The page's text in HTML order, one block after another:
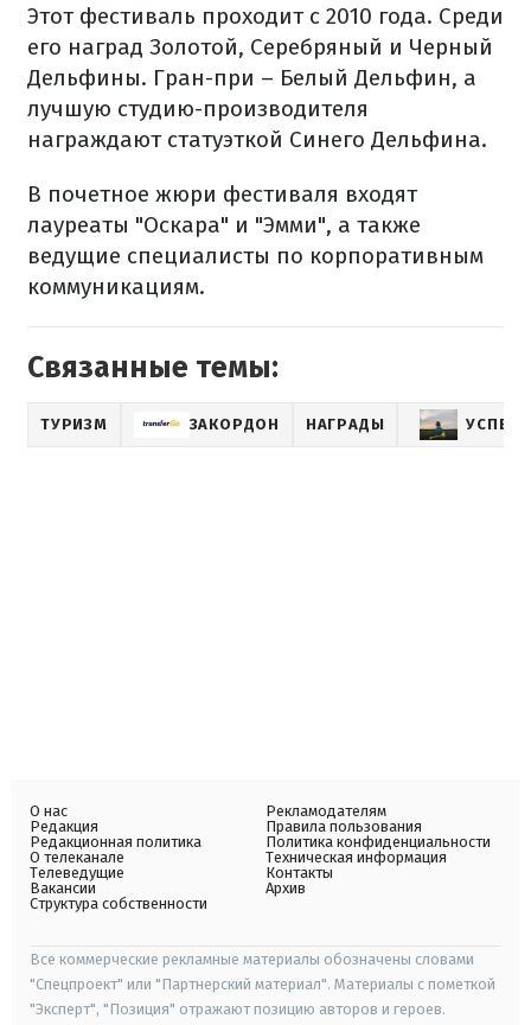
Этот фестиваль проходит с 2010 года. Среди
его наград Золотой, Серебряный и Черный
Дельфины. Гран-при – Белый Дельфин, а
лучшую студию-производителя
награждают статуэткой Синего Дельфина.
В почетное жюри фестиваля входят
лауреаты "Оскара" и "Эмми", а также
ведущие специалисты по корпоративным
коммуникациям.
Связанные темы:
ТУРИЗМ ЗАКОРДОН НАГРАДЫ
О нас
Редакция
Редакционная политика
О телеканале
Телеведущие
Вакансии
Структура собственности
Рекламодателям
Правила пользования
Политика конфиденциальности
Техническая информация
Контакты
Архив
Все коммерческие рекламные материалы обозначены словами
"Спецпроект" или "Партнерский материал". Материалы с пометкой
"Эксперт", "Позиция" отражают позицию авторов и героев.